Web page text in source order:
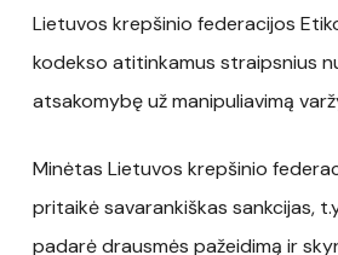
Lietuvos krepšinio federacijos
kodekso atitinkamus straipsnius
atsakomybę už manipuliavimą
Minėtas Lietuvos krepšinio
pritaikė savarankiškas sankcijas,
padarė drausmės pažeidimą ir